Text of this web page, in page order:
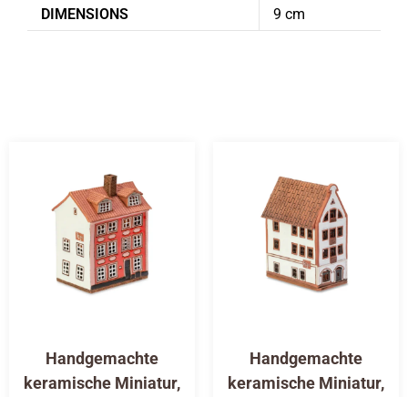
DIMENSIONS 9 cm
Handgemachte
keramische Miniatur,
Handgemachte
keramische Miniatur,